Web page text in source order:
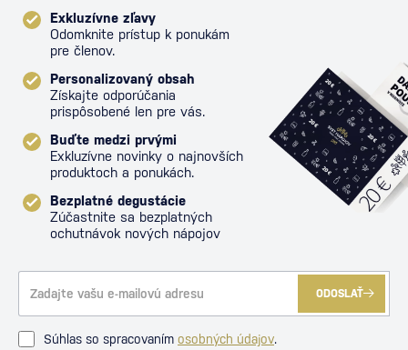
Exkluzívne zľavy
Odomknite prístup k ponukám
pre členov.
Personalizovaný obsah
Získajte odporúčania
prispôsobené len pre vás.
Buďte medzi prvými
Exkluzívne novinky o najnovších
produktoch a ponukách.
Bezplatné degustácie
Zúčastnite sa bezplatných
ochutnávok nových nápojov
ODOSLAŤ
Súhlas so spracovaním osobných údajov.